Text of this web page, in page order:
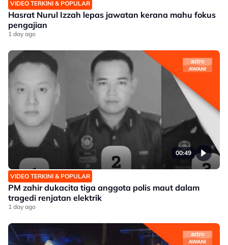
VIDEO TERKINI & POPULAR
Hasrat Nurul Izzah lepas jawatan kerana mahu fokus
pengajian
1 day ago
00:49
VIDEO TERKINI & POPULAR
PM zahir dukacita tiga anggota polis maut dalam
tragedi renjatan elektrik
1 day ago